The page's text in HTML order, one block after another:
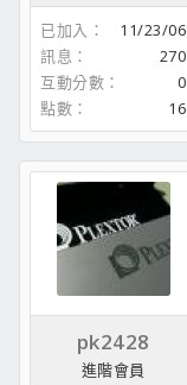
已加入
11/23/06
訊息
270
互動分數
0
點數
16
pk2428
進階會員